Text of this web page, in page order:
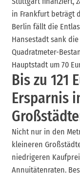
in Frankfurt beträgt
Berlin fällt die
Hansestadt sank
Quadratmeter-
Hauptstadt um 70
Bis zu 121
Ersparnis
Nicht nur in den
kleineren
niedrigeren
Annuitätenraten.